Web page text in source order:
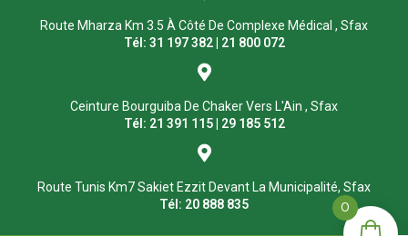
Route Mharza Km 3.5 À Côté De Complexe Médical , Sfax
Tél: 31 197 382 | 21 800 072
Ceinture Bourguiba De Chaker Vers L'Ain , Sfax
Tél: 21 391 115 | 29 185 512
Route Tunis Km7 Sakiet Ezzit Devant La Municipalité, Sfax
Tél: 20 888 835
0